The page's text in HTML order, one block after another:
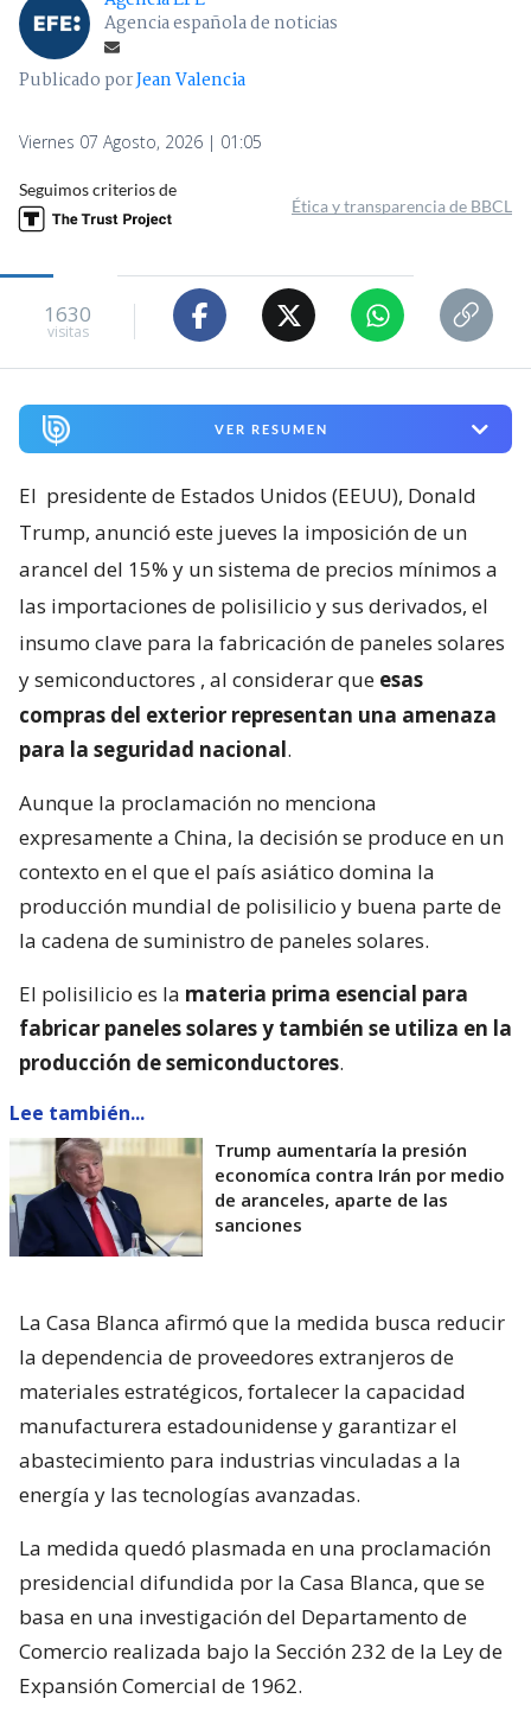
Agencia española de noticias
Publicado porJean Valencia
Viernes 07 Agosto, 2026 | 01:05
Seguimos criterios de
Ética y transparencia de BBCL
1630
visitas
VER RESUMEN
El presidente de Estados Unidos (EEUU), Donald
Trump, anunció este jueves la imposición de un
arancel del 15% y un sistema de precios mínimos a
las importaciones de polisilicio y sus derivados, el
insumo clave para la fabricación de paneles solares
y semiconductores , al considerar que esas
compras del exterior representan una amenaza
para la seguridad nacional.
Aunque la proclamación no menciona
expresamente a China, la decisión se produce en un
contexto en el que el país asiático domina la
producción mundial de polisilicio y buena parte de
la cadena de suministro de paneles solares.
El polisilicio es la materia prima esencial para
fabricar paneles solares y también se utiliza en la
producción de semiconductores.
Lee también...
Trump aumentaría la presión
economíca contra Irán por medio
de aranceles, aparte de las
sanciones
La Casa Blanca afirmó que la medida busca reducir
la dependencia de proveedores extranjeros de
materiales estratégicos, fortalecer la capacidad
manufacturera estadounidense y garantizar el
abastecimiento para industrias vinculadas a la
energía y las tecnologías avanzadas.
La medida quedó plasmada en una proclamación
presidencial difundida por la Casa Blanca, que se
basa en una investigación del Departamento de
Comercio realizada bajo la Sección 232 de la Ley de
Expansión Comercial de 1962.